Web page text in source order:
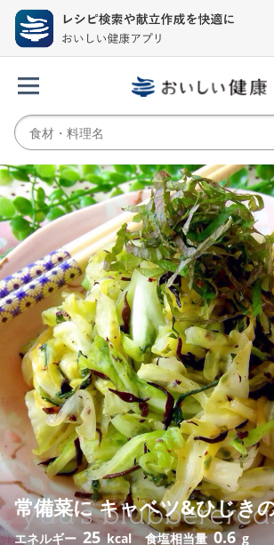
常備菜に キャベツ&ひじき
エネルギー 25 kcal 食塩相当量0.6 g